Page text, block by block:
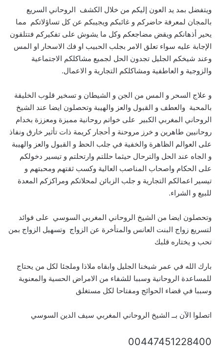
ويتفضل بمد يد العون إليكم من خلال الكشف الروحاني السريع
بالمجان لمعرفة حاضركم و غائبكم ويجيبكم عن كل تساؤلاتكم مما
يحير أذهانكم ويقض مضاجعكم وكل ما يشوش على تفكيركم فتتلقون
الإجابة عليه سواء تعلق الامر بجلب الحبيب او فك الاسحار او المس
وعند شيخكم الجليل تجدون الحل لجميع مشاكلكم الاجتماعية
والزوجية و العاطفية ومشاكلكم التجارية و الاعمال.
و علاج السحر و المس من الجن و الشيطان و تسخير قلوب الخليقة
بالمحبة والعطف و القبول والعز والهيبة وتحصلون ايضا عند الشيخ
الروحاني المغربي الكبير على خواتم روحانية مميزة ومعززة بخدام
روحانيين طاهرين و خرز مروحنة و أحجار كريمة ذات تأثير خارق ونفاذ
على العوالم الظاهرة والخفية في جلب الحظ و القبول والعز والهيبة
و الجاه عند الحل والترحال حيثما حللتم وارتحلتم و تيسير دخولكم
على الحكام واصحاب المناصب العالية وكسب ثقتهم ومحبتهم و
تيسير اعمالكم التجارية و جلب الزبائن لمحلاتكم ومراكزكم المعدة
للبيع و الشراء.
وتحصلون ايضا من الشيخ الروحاني المغربي السوسي على فوائد
لتسريع زواج البنت العانس والمتأخرة عن الزواج وتسهيل الزواج بمن
تحب و يختاره قلبك
بارك الله في عمر شيخنا الجليل وابقاه ملاذا وملجئا لكل من يحتاج
للمساعدة الروحانية وسببا للشفاء من الامراض الحسية والمعنوية
وسببا في قضاء الحوائج ومفتاحا لكل مستغلق
اتصلوا الآن بــ الشيخ الروحاني المغربي سيف الدين السوسي
00447451228400